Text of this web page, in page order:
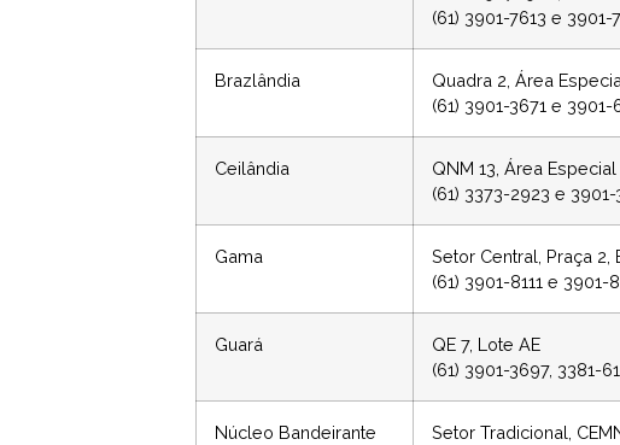
(61) 3901-7613 e 3901-
Brazlândia
Quadra 2, Área
(61) 3901-3671 e 3901-
Ceilândia
QNM 13, Área
(61) 3373-2923 e 3901-
Gama
Setor Central, Praça 2,
(61) 3901-8111 e 3901-
Guará
QE 7, Lote AE
(61) 3901-3697, 3381-
Núcleo Bandeirante
Setor Tradicional,